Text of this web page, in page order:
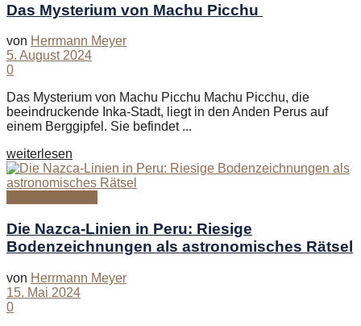
Das Mysterium von Machu Picchu
von Herrmann Meyer
5. August 2024
0
Das Mysterium von Machu Picchu Machu Picchu, die
beeindruckende Inka-Stadt, liegt in den Anden Perus auf
einem Berggipfel. Sie befindet ...
weiterlesen
Die Nazca-Linien in Peru: Riesige
Bodenzeichnungen als astronomisches Rätsel
von Herrmann Meyer
15. Mai 2024
0